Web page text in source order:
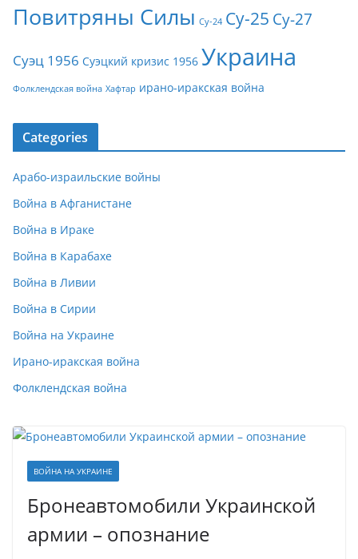
Повитряны Силы Су-24 Су-25 Су-27
Суэц 1956 Суэцкий кризис 1956 Украина
Фолклендская война Хафтар ирано-иракская война
Categories
Арабо-израильские войны
Война в Афганистане
Война в Ираке
Война в Карабахе
Война в Ливии
Война в Сирии
Война на Украине
Ирано-иракская война
Фолклендская война
ВОЙНА НА УКРАИНЕ
Бронеавтомобили Украинской
армии – опознание